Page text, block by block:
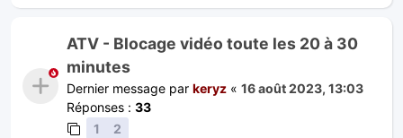
ATV - Blocage vidéo toute les 20 à 30
minutes
Dernier message par keryz « 16 août 2023, 13:03
Réponses : 33
1
2